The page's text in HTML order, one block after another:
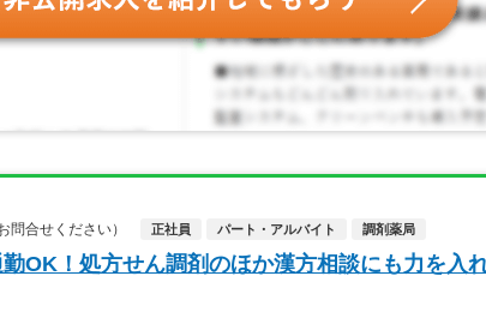
合せください）
正社員 パート・アルバイト 調剤薬局
OK！処方せん調剤のほか漢方相談にも力を入